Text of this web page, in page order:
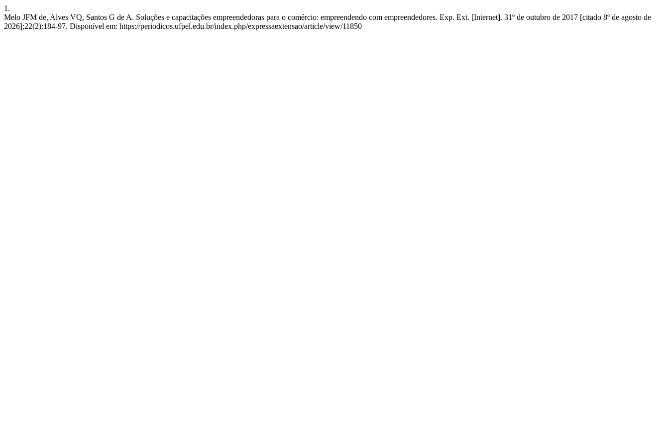
1.
Melo JFM de, Alves VQ, Santos G de A. Soluções e capacitações empreendedoras para o comércio: empreendendo com empreendedores. Exp. Ext. [Internet]. 31º de outubro de 2017 [citado 8º de agosto de
2026];22(2):184-97. Disponível em: https://periodicos.ufpel.edu.br/index.php/expressaextensao/article/view/11850